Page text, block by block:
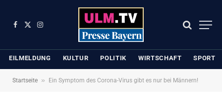
Facebook
X
Instagram
EILMELDUNG KULTUR POLITIK WIRTSCHAFT SPORT
Startseite » Ein Symptom des Corona-Virus gibt es nur bei Männern!